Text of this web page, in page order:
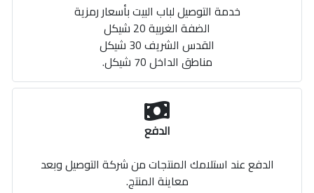
خدمة التوصيل لباب البيت بأسعار رمزية
الضفة الغربية 20 شيكل
القدس الشريف 30 شيكل
مناطق الداخل 70 شيكل.
الدفع
الدفع عند استلامك المنتجات من شركة التوصيل وبعد
معاينة المنتج.